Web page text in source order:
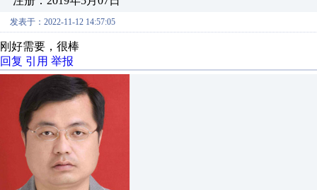
发表于：2022-11-12 14:57:05
刚好需要，很棒
回复 引用 举报